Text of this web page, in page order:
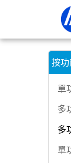
HP 多功能傳真
按功
單
多
多
單